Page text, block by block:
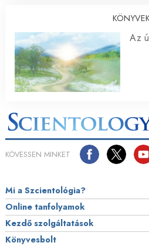
Az
KÖVESSEN MINKET
Mi a Szcientológia?
Online tanfolyamok
Kezdő szolgáltatások
Könyvesbolt